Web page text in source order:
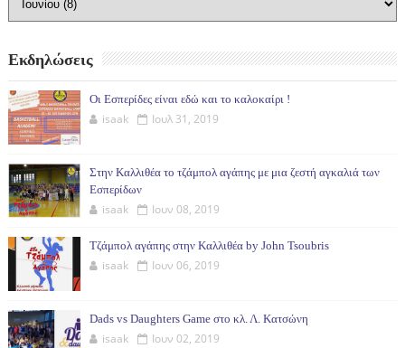
Εκδηλώσεις
Οι Εσπερίδες είναι εδώ και το καλοκαίρι !
isaak Ιουλ 31, 2019
Στην Καλλιθέα το τζάμπολ αγάπης με μια ζεστή αγκαλιά των
Εσπερίδων
isaak Ιουν 08, 2019
Τζάμπολ αγάπης στην Καλλιθέα by John Tsoubris
isaak Ιουν 06, 2019
Dads vs Daughters Game στο κλ. Λ. Κατσώνη
isaak Ιουν 02, 2019